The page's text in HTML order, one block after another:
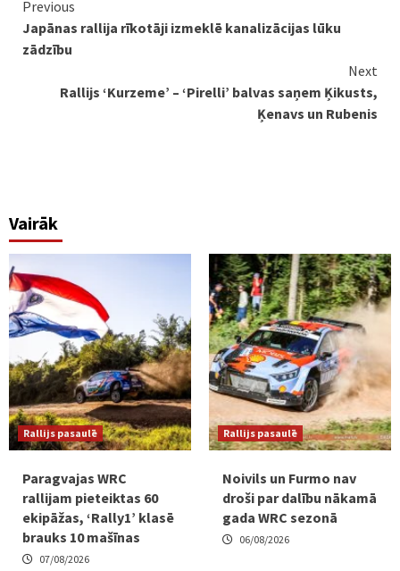
Continue
Reading
Previous
Japānas rallija rīkotāji izmeklē kanalizācijas lūku
zādzību
Next
Rallijs ‘Kurzeme’ – ‘Pirelli’ balvas saņem Ķikusts,
Ķenavs un Rubenis
Vairāk
Rallijs pasaulē
Paragvajas WRC
rallijam pieteiktas 60
ekipāžas, ‘Rally1’ klasē
brauks 10 mašīnas
07/08/2026
Rallijs pasaulē
Noivils un Furmo nav
droši par dalību nākamā
gada WRC sezonā
06/08/2026